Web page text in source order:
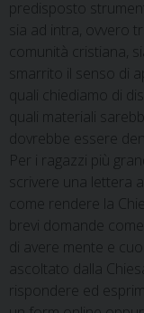
predisposto
sia ad intra,
comunità cristiana,
smarrito il senso di
quali chiediamo di
quali materiali
dovrebbe essere
Per i ragazzi più
scrivere una lettera
come rendere la
brevi domande
di avere mente e
ascoltato dalla
rispondere ed